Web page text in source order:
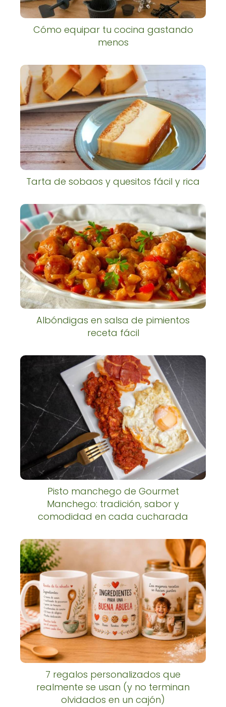
Cómo equipar tu cocina gastando
menos
Tarta de sobaos y quesitos fácil y rica
Albóndigas en salsa de pimientos
receta fácil
Pisto manchego de Gourmet
Manchego: tradición, sabor y
comodidad en cada cucharada
7 regalos personalizados que
realmente se usan (y no terminan
olvidados en un cajón)